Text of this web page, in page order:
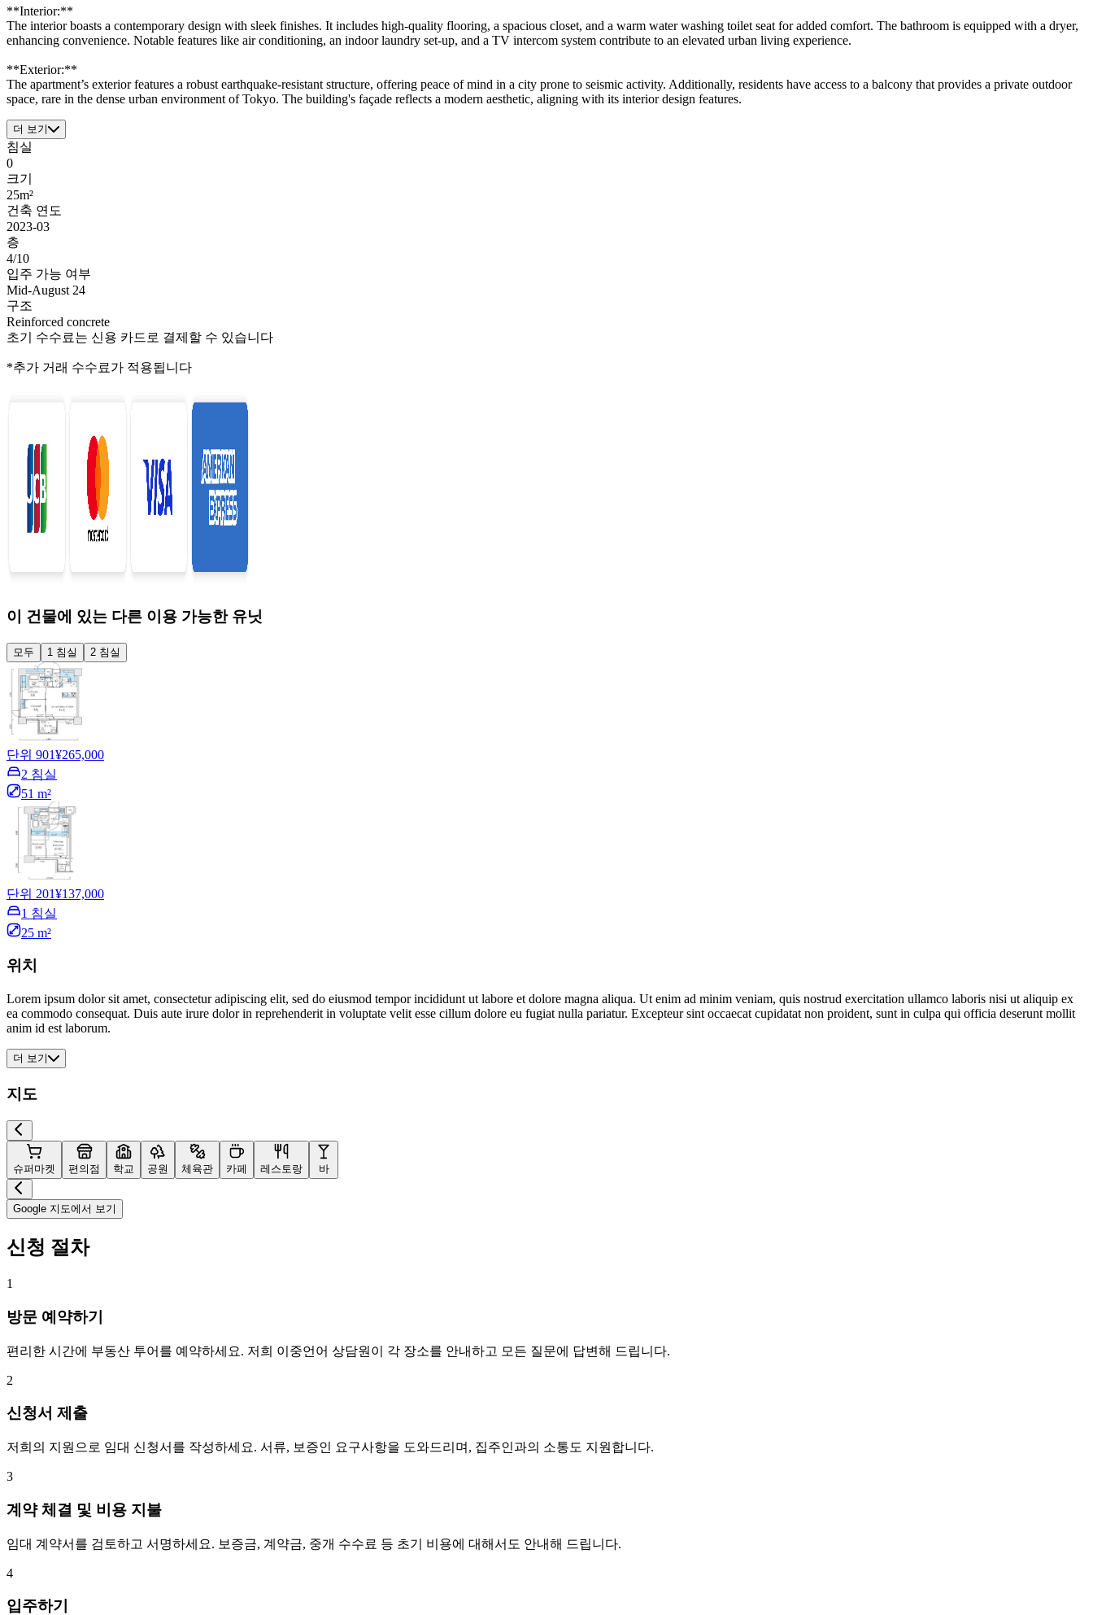
**Interior:**
The interior boasts a contemporary design with sleek finishes. It includes high-quality flooring, a spacious closet, and a warm water washing toilet seat for added comfort. The bathroom is equipped with a dryer,
enhancing convenience. Notable features like air conditioning, an indoor laundry set-up, and a TV intercom system contribute to an elevated urban living experience.
**Exterior:**
The apartment’s exterior features a robust earthquake-resistant structure, offering peace of mind in a city prone to seismic activity. Additionally, residents have access to a balcony that provides a private outdoor
space, rare in the dense urban environment of Tokyo. The building's façade reflects a modern aesthetic, aligning with its interior design features.
더 보기
침실
0
크기
25m²
건축 연도
2023-03
층
4/10
입주 가능 여부
Mid-August 24
구조
Reinforced concrete
초기 수수료는 신용 카드로 결제할 수 있습니다
*추가 거래 수수료가 적용됩니다
이 건물에 있는 다른 이용 가능한 유닛
모두 1 침실 2 침실
단위 901¥265,000
2 침실
51 m²
단위 201¥137,000
1 침실
25 m²
위치
Lorem ipsum dolor sit amet, consectetur adipiscing elit, sed do eiusmod tempor incididunt ut labore et dolore magna aliqua. Ut enim ad minim veniam, quis nostrud exercitation ullamco laboris nisi ut aliquip ex
ea commodo consequat. Duis aute irure dolor in reprehenderit in voluptate velit esse cillum dolore eu fugiat nulla pariatur. Excepteur sint occaecat cupidatat non proident, sunt in culpa qui officia deserunt mollit
anim id est laborum.
더 보기
지도
슈퍼마켓 편의점 학교 공원 체육관 카페 레스토랑 바
Google 지도에서 보기
신청 절차
1
방문 예약하기
편리한 시간에 부동산 투어를 예약하세요. 저희 이중언어 상담원이 각 장소를 안내하고 모든 질문에 답변해 드립니다.
2
신청서 제출
저희의 지원으로 임대 신청서를 작성하세요. 서류, 보증인 요구사항을 도와드리며, 집주인과의 소통도 지원합니다.
3
계약 체결 및 비용 지불
임대 계약서를 검토하고 서명하세요. 보증금, 계약금, 중개 수수료 등 초기 비용에 대해서도 안내해 드립니다.
4
입주하기